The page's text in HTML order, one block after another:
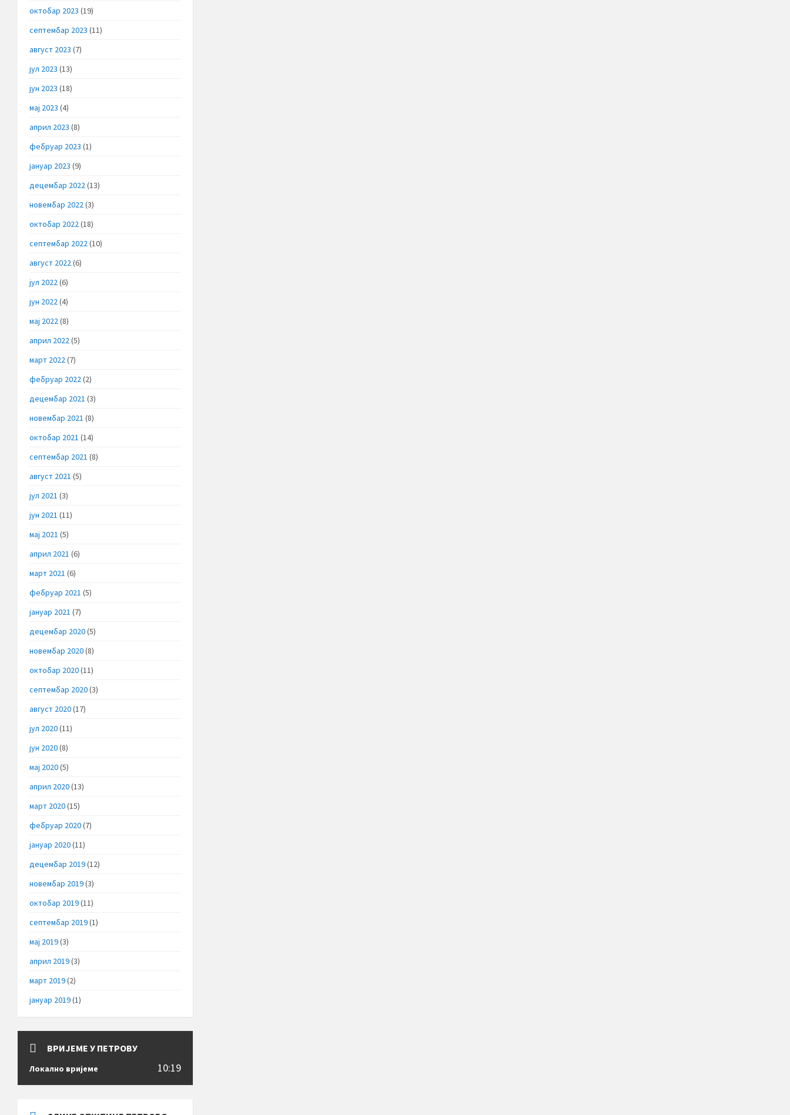
октобар 2023 (19)
септембар 2023 (11)
август 2023 (7)
јул 2023 (13)
јун 2023 (18)
мај 2023 (4)
април 2023 (8)
фебруар 2023 (1)
јануар 2023 (9)
децембар 2022(13)
новембар 2022(3)
октобар 2022(18)
септембар 2022(10)
август 2022(6)
јул 2022(6)
јун 2022(4)
мај 2022(8)
април 2022(5)
март 2022(7)
фебруар 2022(2)
децембар 2021 (3)
новембар 2021 (8)
октобар 2021 (14)
септембар 2021 (8)
август 2021 (5)
јул 2021 (3)
јун 2021 (11)
мај 2021 (5)
април 2021 (6)
март 2021 (6)
фебруар 2021 (5)
јануар 2021 (7)
децембар 2020(5)
новембар 2020(8)
октобар 2020(11)
септембар 2020(3)
август 2020(17)
јул 2020(11)
јун 2020(8)
мај 2020(5)
април 2020(13)
март 2020(15)
фебруар 2020(7)
јануар 2020(11)
децембар 2019(12)
новембар 2019(3)
октобар 2019(11)
септембар 2019(1)
мај 2019(3)
април 2019(3)
март 2019(2)
јануар 2019(1)
ВРИЈЕМЕ У ПЕТРОВУ
Локално вријеме 10:19